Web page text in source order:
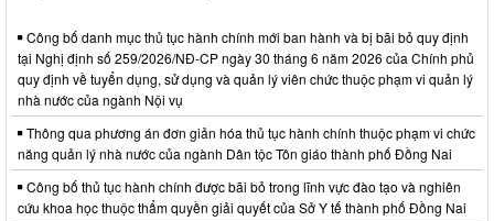
Công bố danh mục thủ tục hành chính mới ban hành và bị bãi bỏ quy định
tại Nghị định số 259/2026/NĐ-CP ngày 30 tháng 6 năm 2026 của Chính phủ
quy định về tuyển dụng, sử dụng và quản lý viên chức thuộc phạm vi quản lý
nhà nước của ngành Nội vụ
Thông qua phương án đơn giản hóa thủ tục hành chính thuộc phạm vi chức
năng quản lý nhà nước của ngành Dân tộc Tôn giáo thành phố Đồng Nai
Công bố thủ tục hành chính được bãi bỏ trong lĩnh vực đào tạo và nghiên
cứu khoa học thuộc thẩm quyền giải quyết của Sở Y tế thành phố Đồng Nai